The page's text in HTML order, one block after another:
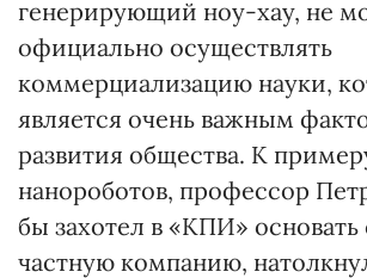
генерирующий ноу-хау, не
официально осуществлять
коммерциализацию науки,
является очень важным
развития общества. К
нанороботов, профессор
бы захотел в «КПИ»
частную компанию,